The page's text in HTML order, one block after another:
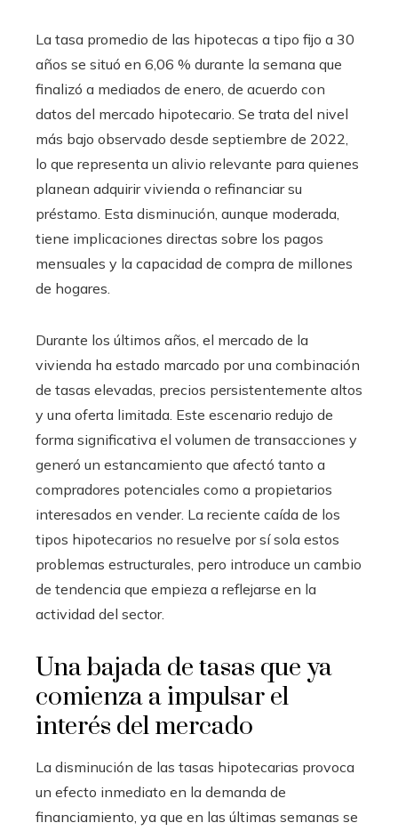
La tasa promedio de las hipotecas a tipo fijo a 30
años se situó en 6,06 % durante la semana que
finalizó a mediados de enero, de acuerdo con
datos del mercado hipotecario. Se trata del nivel
más bajo observado desde septiembre de 2022,
lo que representa un alivio relevante para quienes
planean adquirir vivienda o refinanciar su
préstamo. Esta disminución, aunque moderada,
tiene implicaciones directas sobre los pagos
mensuales y la capacidad de compra de millones
de hogares.
Durante los últimos años, el mercado de la
vivienda ha estado marcado por una combinación
de tasas elevadas, precios persistentemente altos
y una oferta limitada. Este escenario redujo de
forma significativa el volumen de transacciones y
generó un estancamiento que afectó tanto a
compradores potenciales como a propietarios
interesados en vender. La reciente caída de los
tipos hipotecarios no resuelve por sí sola estos
problemas estructurales, pero introduce un cambio
de tendencia que empieza a reflejarse en la
actividad del sector.
Una bajada de tasas que ya
comienza a impulsar el
interés del mercado
La disminución de las tasas hipotecarias provoca
un efecto inmediato en la demanda de
financiamiento, ya que en las últimas semanas se